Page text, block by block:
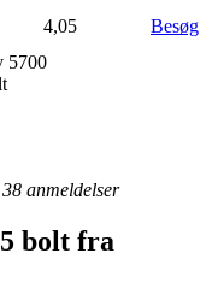
4,05
Besøg
5700
38 anmeldelser
bolt fra